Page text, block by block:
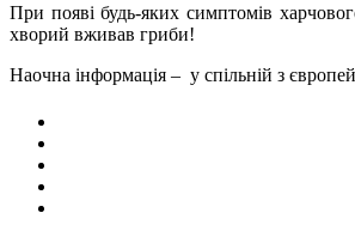
При появі будь-яких симптомів
хворий вживав гриби!
Наочна інформація – у спільній з